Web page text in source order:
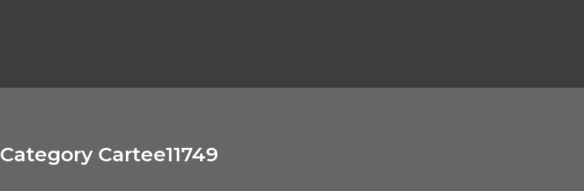
Category Cartee11749